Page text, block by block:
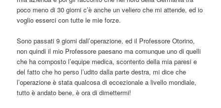
poco meno di 30 giorni c’è anche un veliero che mi attende, ed io
voglio esserci con tutte le mie forze.
Sono passati 9 giorni dall’operazione, ed il Professore Otorino,
non quindi il mio Professore paesano ma comunque uno di quelli
che ha composto l’equipe medica, scontento della mia paresi e
del fatto che ho perso l’udito dalla parte destra, mi dice che
l’operazione è stata qualcosa di eccezionale a livello mondiale,
tutto è andato bene, è ora di dimettermi!